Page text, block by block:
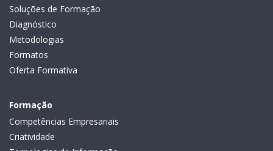
Soluções de Formação
Diagnóstico
Metodologias
Formatos
Oferta Formativa
Formação
Competências Empresariais
Criatividade